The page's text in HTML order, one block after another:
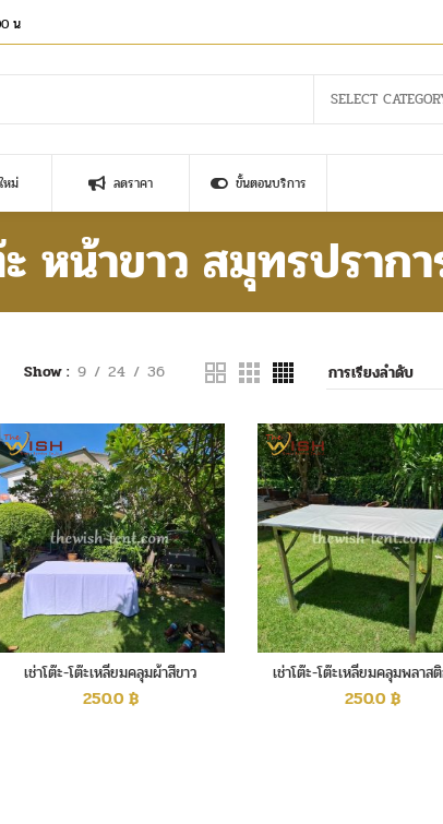
น
SELECT
หม่ ลดราคา ขั้นตอนบริการ
ะ หน้าขาว สมุทรปราก
Show 9 24 36
เช่าโต๊ะ-โต๊ะเหลี่ยมคลุมผ้าสีขาว
250.0 ฿
เช่าโต๊ะ-โต๊ะเหลี่ยมคลุมพลาส
250.0 ฿